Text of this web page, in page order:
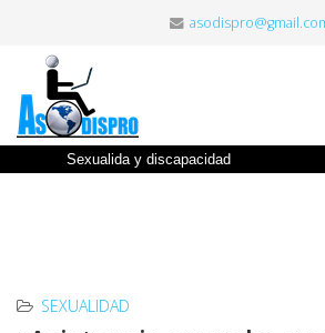
Sexualida y discapacidad
SEXUALIDAD